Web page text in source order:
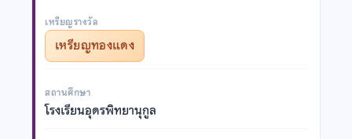
เหรียญรางวัล
เหรียญทองแดง
สถานศึกษา
โรงเรียนอุดรพิทยานุกูล